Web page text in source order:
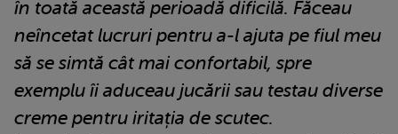
în toată această perioadă dificilă. Făceau
neîncetat lucruri pentru a-l ajuta pe fiul meu
să se simtă cât mai confortabil, spre
exemplu îi aduceau jucării sau testau diverse
creme pentru iritația de scutec.